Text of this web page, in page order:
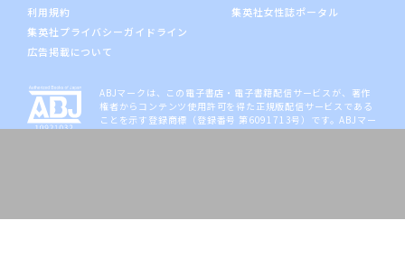
利用規約
集英社プライバシーガイドライン
広告掲載について
集英社女性誌ポータル
ABJマークは、この電子書店・電子書籍配信サービスが、著作
権者からコンテンツ使用許可を得た正規版配信サービスである
ことを示す登録商標（登録番号 第6091713号）です。ABJマー
クの詳細、ABJマークを掲示しているサービスの一覧はこち